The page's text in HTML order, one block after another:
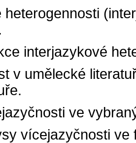
heterogennosti
interjazykové
v umělecké
ve
vícejazyčnosti ve